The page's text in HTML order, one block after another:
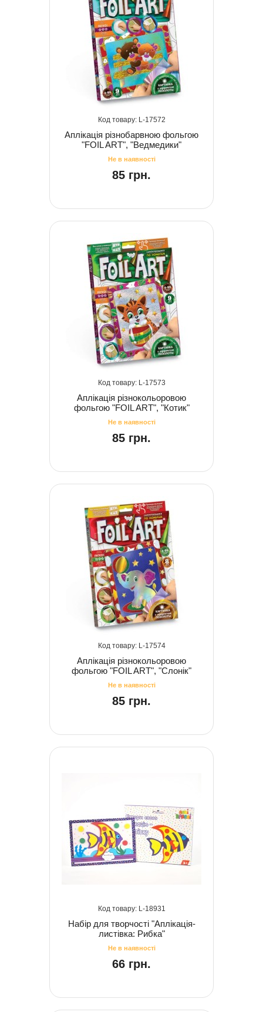
17572
Аплікація різнобарвною фольгою
"FOIL ART", "Ведмедики"
85 грн.
17573
Аплікація різнокольоровою
фольгою "FOIL ART", "Котик"
85 грн.
17574
Аплікація різнокольоровою
фольгою "FOIL ART", "Слонік"
85 грн.
18931
Набір для творчості "Аплікація-
листівка: Рибка"
66 грн.